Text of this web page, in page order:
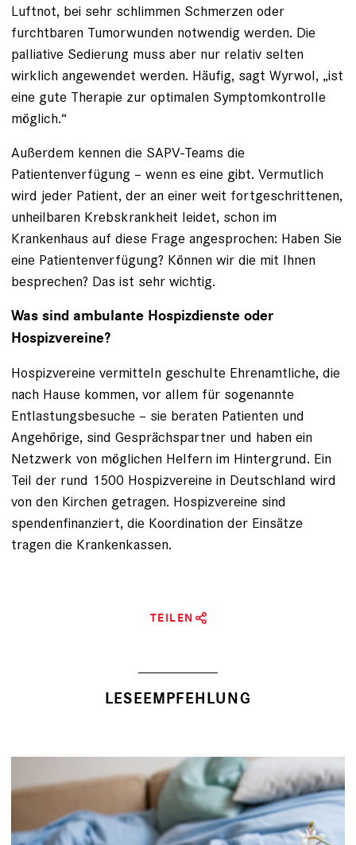
Luftnot, bei sehr schlimmen Schmerzen oder
furchtbaren Tumorwunden notwendig werden. Die
palliative Sedierung muss aber nur relativ selten
wirklich angewendet werden. Häufig, sagt Wyrwol, „ist
eine gute Therapie zur optimalen Symptomkontrolle
möglich.“
Außerdem kennen die SAPV-Teams die
Patientenverfügung – wenn es eine gibt. Vermutlich
wird jeder Patient, der an einer weit fortgeschrittenen,
unheilbaren Krebskrankheit leidet, schon im
Krankenhaus auf diese Frage angesprochen: Haben Sie
eine Patientenverfügung? Können wir die mit Ihnen
besprechen? Das ist sehr wichtig.
Was sind ambulante Hospizdienste oder
Hospizvereine?
Hospizvereine vermitteln geschulte Ehrenamtliche, die
nach Hause kommen, vor allem für sogenannte
Entlastungsbesuche – sie beraten Patienten und
Angehörige, sind Gesprächspartner und haben ein
Netzwerk von möglichen Helfern im Hintergrund. Ein
Teil der rund 1500 Hospizvereine in Deutschland wird
von den Kirchen getragen. Hospizvereine sind
spendenfinanziert, die Koordination der Einsätze
tragen die Krankenkassen.
TEILEN
LESEEMPFEHLUNG